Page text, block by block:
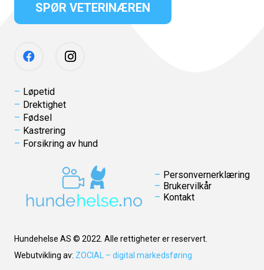
SPØR VETERINÆREN
Løpetid
Drektighet
Fødsel
Kastrering
Forsikring av hund
Personvernerklæring
Brukervilkår
Kontakt
Hundehelse AS © 2022. Alle rettigheter er reservert.
Webutvikling av: ZOCIAL – digital markedsføring